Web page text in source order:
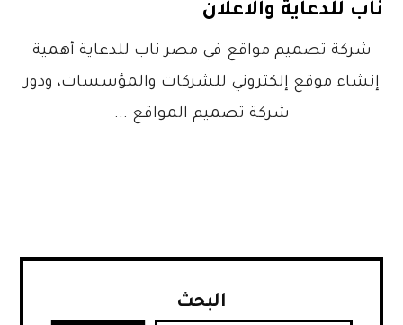
ناب للدعاية والاعلان
شركة تصميم مواقع في مصر ناب للدعاية أهمية
إنشاء موقع إلكتروني للشركات والمؤسسات، ودور
شركة تصميم المواقع ...
البحث